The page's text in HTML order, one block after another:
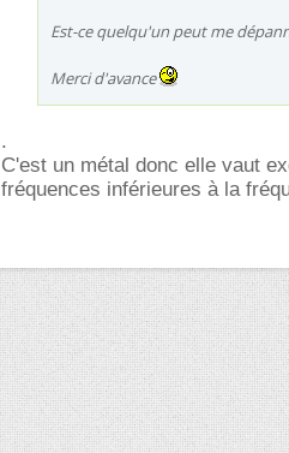
Est-ce quelqu'un peut me
Merci d'avance
.
C'est un métal donc elle vaut
fréquences inférieures à la